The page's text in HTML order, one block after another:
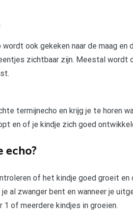
ook gekeken naar de maag en
zichtbaar zijn. Meestal wordt
termijnecho en krijg je te horen
en of je kindje zich goed
echo?
of het kindje goed groeit en
al zwanger bent en wanneer je
of meerdere kindjes in groeien.